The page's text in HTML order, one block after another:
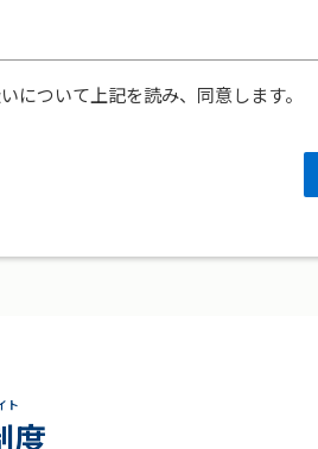
について上記を読み、同意します。
ト
度